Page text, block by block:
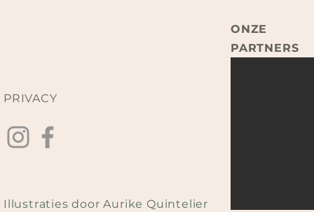
ONZE
PARTNERS
PRIVACY
Illustraties door Aurike Quintelier